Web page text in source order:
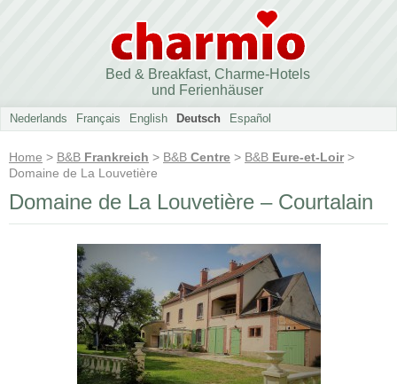
Bed & Breakfast, Charme-Hotels
und Ferienhäuser
Nederlands Français English Deutsch Español
Home > B&B Frankreich > B&B Centre > B&B Eure-et-Loir>
Domaine de La Louvetière
Domaine de La Louvetière – Courtalain